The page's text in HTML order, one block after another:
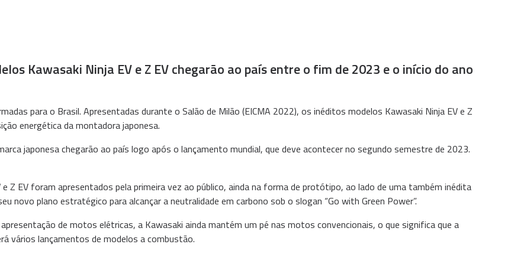
Kawasaki Ninja EV e Z EV chegarão ao país entre o fim de 2023 e o início do ano
para o Brasil. Apresentadas durante o Salão de Milão (EICMA 2022), os inéditos modelos Kawasaki Ninja EV e Z
energética da montadora japonesa.
japonesa chegarão ao país logo após o lançamento mundial, que deve acontecer no segundo semestre de 2023.
Z EV foram apresentados pela primeira vez ao público, ainda na forma de protótipo, ao lado de uma também inédita
novo plano estratégico para alcançar a neutralidade em carbono sob o slogan “Go with Green Power”.
de motos elétricas, a Kawasaki ainda mantém um pé nas motos convencionais, o que significa que a
vários lançamentos de modelos a combustão.